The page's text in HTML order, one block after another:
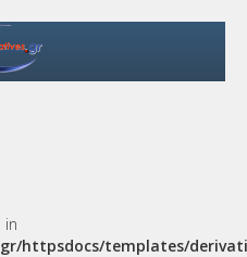
in
httpsdocs/templates/